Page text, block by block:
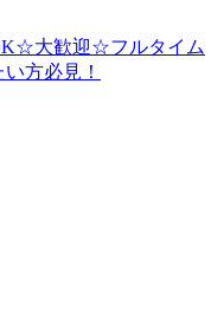
大歓迎☆フルタイム
方必見！